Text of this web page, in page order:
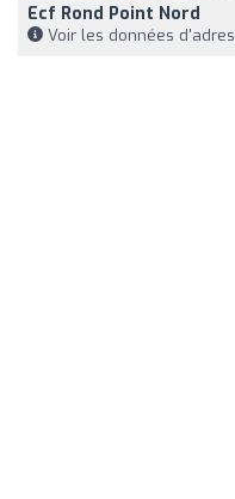
Ecf Rond Point Nord
Voir les données